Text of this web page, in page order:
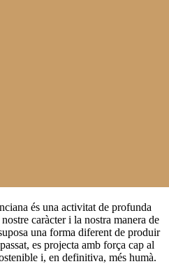
és una activitat de profunda
caràcter i la nostra manera de
una forma diferent de produir
es projecta amb força cap al
i, en definitiva, més humà.